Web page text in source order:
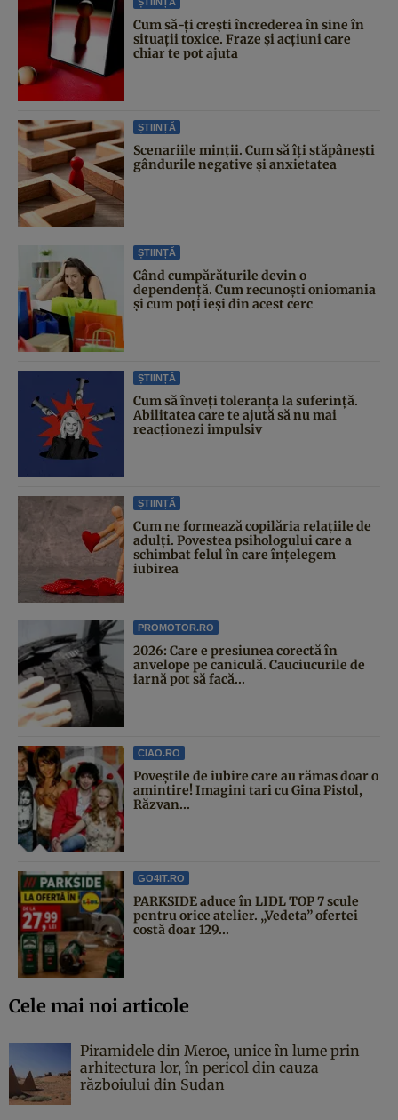
Cum să-ți crești încrederea în sine în
situații toxice. Fraze și acțiuni care
chiar te pot ajuta
ȘTIINȚĂ
Scenariile minții. Cum să îți stăpânești
gândurile negative și anxietatea
ȘTIINȚĂ
Când cumpărăturile devin o
dependență. Cum recunoști oniomania
și cum poți ieși din acest cerc
ȘTIINȚĂ
Cum să înveți toleranța la suferință.
Abilitatea care te ajută să nu mai
reacționezi impulsiv
ȘTIINȚĂ
Cum ne formează copilăria relațiile de
adulți. Povestea psihologului care a
schimbat felul în care înțelegem
iubirea
PROMOTOR.RO
2026: Care e presiunea corectă în
anvelope pe caniculă. Cauciucurile de
iarnă pot să facă...
CIAO.RO
Poveştile de iubire care au rămas doar o
amintire! Imagini tari cu Gina Pistol,
Răzvan...
GO4IT.RO
PARKSIDE aduce în LIDL TOP 7 scule
pentru orice atelier. „Vedeta” ofertei
costă doar 129...
Cele mai noi articole
Piramidele din Meroe, unice în lume prin
arhitectura lor, în pericol din cauza
războiului din Sudan